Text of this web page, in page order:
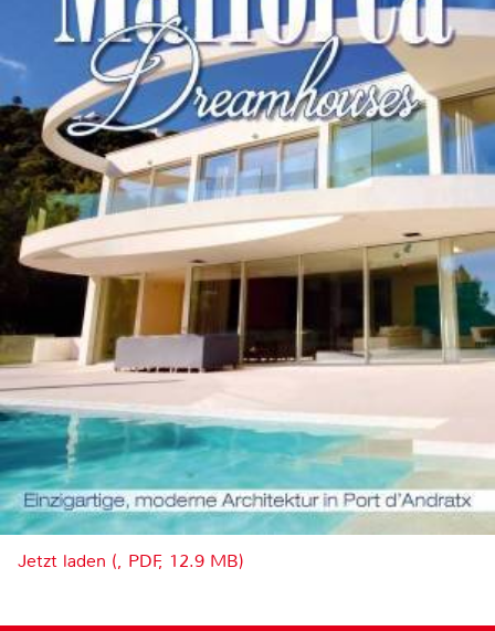
Jetzt laden (, PDF, 12.9 MB)